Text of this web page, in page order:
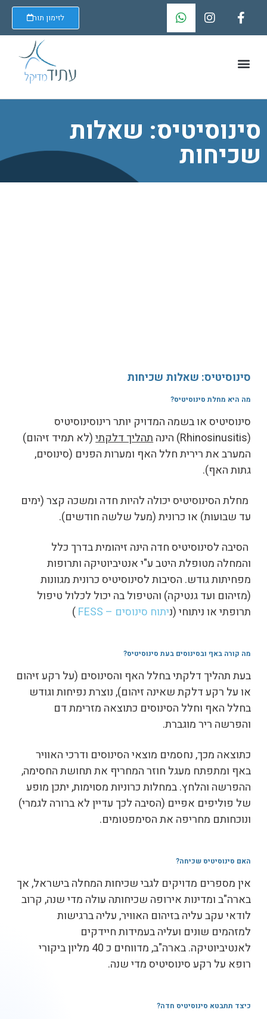
לזימון תור
סינוסיטיס: שאלות
שכיחות
סינוסיטיס: שאלות שכיחות
מה היא מחלת סינוסיטיס?
סינוסיטיס או בשמה המדויק יותר רינוסינוסיטיס
(Rhinosinusitis) הינה
תהליך דלקתי(לא תמיד זיהום)
המערב את רירית חלל האף ומערות הפנים (סינוסים,
גתות האף).
מחלת הסינוסיטיס יכולה להיות חדה ומשכה קצר (ימים
עד שבועות) או כרונית (מעל שלשה חודשים).
הסיבה לסינוסיטיס חדה הינה זיהומית בדרך כלל
והמחלה מטופלת היטב ע"י אנטיביוטיקה ותרופות
מפחיתות גודש. הסיבות לסינוסיטיס כרונית מגוונות
(מזיהום ועד גנטיקה) והטיפול בה יכול לכלול טיפול
תרופתי או ניתוחי (ניתוח סינוסים – FESS )
מה קורה באף ובסינוסים בעת סינוסיטיס?
בעת תהליך דלקתי בחלל האף והסינוסים (על רקע זיהום
או על רקע דלקת שאינה זיהום), נוצרת נפיחות וגודש
בחלל האף וחלל הסינוסים כתוצאה מזרימת דם
והפרשה ריר מוגברת.
כתוצאה מכך, נחסמים מוצאי הסינוסים ודרכי האוויר
באף ומתפתח מעגל חוזר המחריף את תחושת החסימה,
ההפרשה והלחץ. במחלות כרוניות מסוימות, יתכן מופע
של פוליפים אפיים (הסיבה לכך עדיין לא ברורה לגמרי)
ונוכחותם מחריפה את הסימפטומים.
האם סינוסיטיס שכיחה?
אין מספרים מדויקים לגבי שכיחות המחלה בישראל, אך
בארה"ב ומדינות אירופה שכיחותה עולה מדי שנה, קרוב
לודאי עקב עליה בזיהום האוויר, עליה ברגישות
למזהמים שונים ועליה בעמידות חיידקים
לאנטיביוטיקה. בארה"ב, מדווחים כ 40 מליון ביקורי
רופא על רקע סינוסיטיס מדי שנה.
כיצד תתבטא סינוסיטיס חדה?